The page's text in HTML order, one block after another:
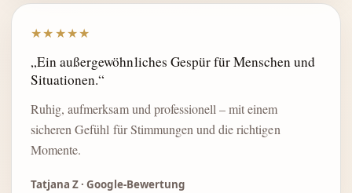
★★★★★
„Ein außergewöhnliches Gespür für Menschen und
Situationen.“
Ruhig, aufmerksam und professionell – mit einem
sicheren Gefühl für Stimmungen und die richtigen
Momente.
Tatjana Z · Google-Bewertung